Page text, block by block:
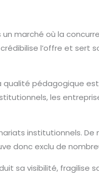
marché où la
l’offre et sert
qualité pédagogique
les
institutionnels.
donc exclu de
sa visibilité, fragilise